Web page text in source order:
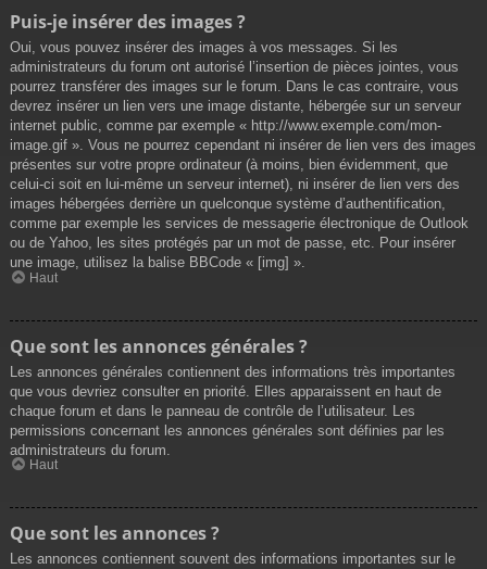
Puis-je insérer des images ?
Oui, vous pouvez insérer des images à vos messages. Si les
administrateurs du forum ont autorisé l’insertion de pièces jointes, vous
pourrez transférer des images sur le forum. Dans le cas contraire, vous
devrez insérer un lien vers une image distante, hébergée sur un serveur
internet public, comme par exemple « http://www.exemple.com/mon-
image.gif ». Vous ne pourrez cependant ni insérer de lien vers des images
présentes sur votre propre ordinateur (à moins, bien évidemment, que
celui-ci soit en lui-même un serveur internet), ni insérer de lien vers des
images hébergées derrière un quelconque système d’authentification,
comme par exemple les services de messagerie électronique de Outlook
ou de Yahoo, les sites protégés par un mot de passe, etc. Pour insérer
une image, utilisez la balise BBCode « [img] ».
Haut
Que sont les annonces générales ?
Les annonces générales contiennent des informations très importantes
que vous devriez consulter en priorité. Elles apparaissent en haut de
chaque forum et dans le panneau de contrôle de l’utilisateur. Les
permissions concernant les annonces générales sont définies par les
administrateurs du forum.
Haut
Que sont les annonces ?
Les annonces contiennent souvent des informations importantes sur le